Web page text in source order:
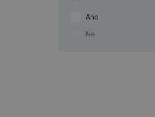
Ano
Ne